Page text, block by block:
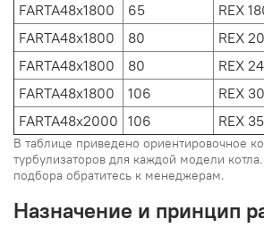
FARTA48x1800
65
REX
FARTA48x1800
80
REX
FARTA48x1800
80
REX
FARTA48x1800
106
REX
FARTA48x2000 106 REX
В таблице приведено ориентировочное
турбулизаторов для каждой модели
подбора обратитесь к менеджерам.
Назначение и принцип